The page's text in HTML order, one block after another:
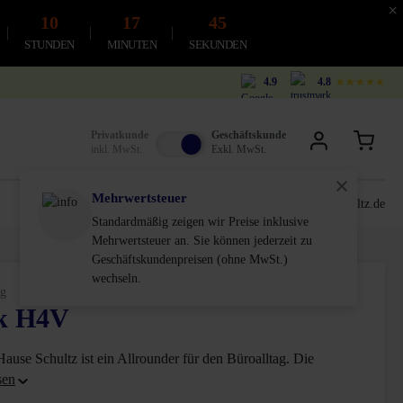
×
10
STUNDEN
17
MINUTEN
44
SEKUNDEN
4.9 4.8 ★★★★★
Privatkunde
inkl. MwSt.
Geschäftskunde
Exkl. MwSt.
service@schultz.de
von 5 Sternen
H4V
Schultz ist ein Allrounder für den Büroalltag. Die
Mehrwertsteuer
Standardmäßig zeigen wir Preise inklusive
Mehrwertsteuer an. Sie können jederzeit zu
Geschäftskundenpreisen (ohne MwSt.)
wechseln.